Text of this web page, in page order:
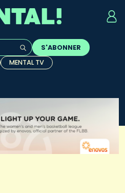
complétion sont
S'ABONNER
MENTAL TV